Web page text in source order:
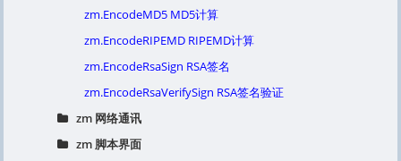
zm.EncodeMD5 MD5计算
zm.EncodeRIPEMD RIPEMD计算
zm.EncodeRsaSign RSA签名
zm.EncodeRsaVerifySign RSA签名验证
zm 网络通讯
zm 脚本界面